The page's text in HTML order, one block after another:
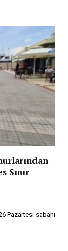
Sınır
Pazartesi sabahı